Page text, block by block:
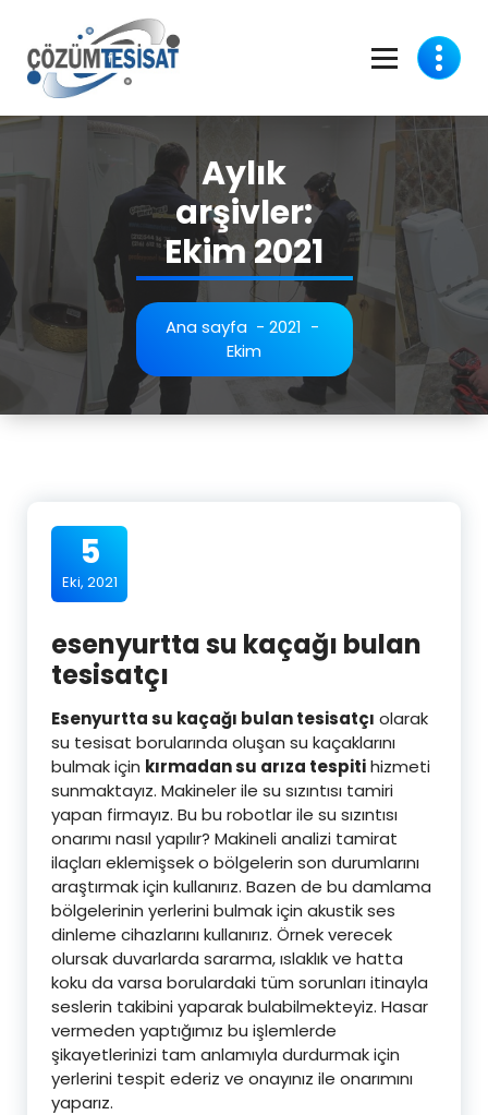
Aylık
arşivler:
Ekim 2021
Ana sayfa- 2021 -
Ekim
5
Eki, 2021
esenyurtta su kaçağı bulan
tesisatçı
Esenyurtta su kaçağı bulan tesisatçı olarak
su tesisat borularında oluşan su kaçaklarını
bulmak için kırmadan su arıza tespitihizmeti
sunmaktayız. Makineler ile su sızıntısı tamiri
yapan firmayız. Bu bu robotlar ile su sızıntısı
onarımı nasıl yapılır? Makineli analizi tamirat
ilaçları eklemişsek o bölgelerin son durumlarını
araştırmak için kullanırız. Bazen de bu damlama
bölgelerinin yerlerini bulmak için akustik ses
dinleme cihazlarını kullanırız. Örnek verecek
olursak duvarlarda sararma, ıslaklık ve hatta
koku da varsa borulardaki tüm sorunları itinayla
seslerin takibini yaparak bulabilmekteyiz. Hasar
vermeden yaptığımız bu işlemlerde
şikayetlerinizi tam anlamıyla durdurmak için
yerlerini tespit ederiz ve onayınız ile onarımını
yaparız.